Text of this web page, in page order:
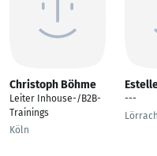
Christoph Böhme
Leiter Inhouse-/B2B-
Trainings
Köln
---
Lörrach